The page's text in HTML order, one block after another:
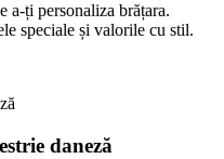
a-ți personaliza brățara.
speciale și valorile cu stil.
daneză